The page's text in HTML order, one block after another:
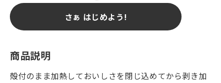
さぁ はじめよう!
商品説明
殻付のまま加熱しておいしさを閉じ込めてから剥き加